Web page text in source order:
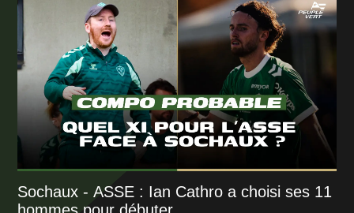
Sochaux - ASSE : Ian Cathro a choisi ses 11